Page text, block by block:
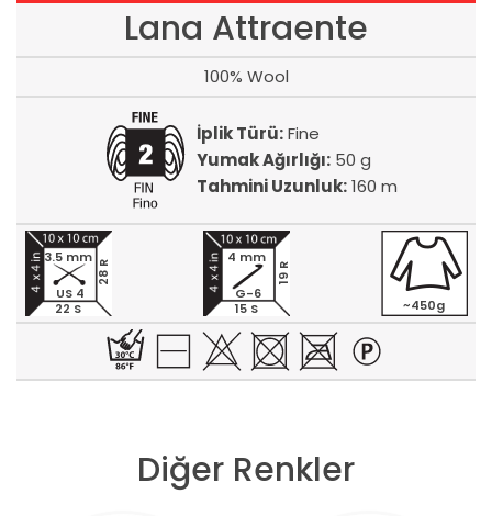
Lana Attraente
100% Wool
İplik Türü:Fine
Yumak Ağırlığı:50 g
Tahmini Uzunluk:160 m
22 S
28 R
3.5 mm
US 4
15 S
19 R
4 mm
G-6
~450g
Diğer Renkler